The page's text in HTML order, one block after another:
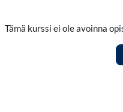
Tämä kurssi ei ole avoinna